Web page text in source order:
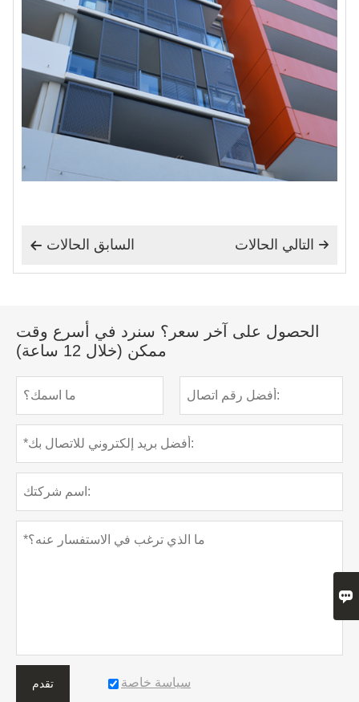
 السابق الحالات  التالي الحالات
الحصول على آخر سعر؟ سنرد في أسرع وقت
ممكن (خلال 12 ساعة)
تقدم سياسة خاصة
